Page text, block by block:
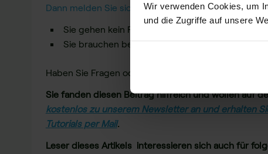
Wir verwenden Cookies, um
und die Zugriffe auf unsere
Dann melden Sie sich an und testen Sie idgard® 14
Sie gehen kein Risiko ein: Der Test läuft
Sie brauchen bei der Anmeldung zum Test
Haben Sie Fragen oder möchten Sie uns Ihr
Sie fanden diesen Beitrag hilfreich und wollen auf
kostenlos zu unserem Newsletter an und erhalten
Tutorials per Mail.
Leser dieses Artikels interessieren sich auch für